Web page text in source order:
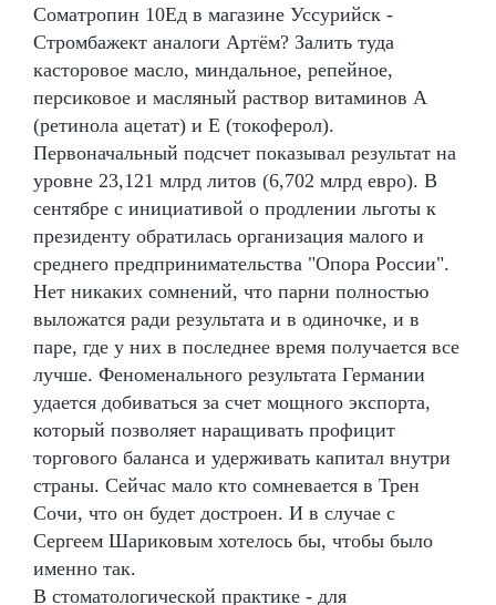
Cоматропин 10Ед в магазине Уссурийск -
Стромбажект аналоги Артём? Залить туда
касторовое масло, миндальное, репейное,
персиковое и масляный раствор витаминов А
(ретинола ацетат) и Е (токоферол).
Первоначальный подсчет показывал результат на
уровне 23,121 млрд литов (6,702 млрд евро). В
сентябре с инициативой о продлении льготы к
президенту обратилась организация малого и
среднего предпринимательства "Опора России".
Нет никаких сомнений, что парни полностью
выложатся ради результата и в одиночке, и в
паре, где у них в последнее время получается все
лучше. Феноменального результата Германии
удается добиваться за счет мощного экспорта,
который позволяет наращивать профицит
торгового баланса и удерживать капитал внутри
страны. Сейчас мало кто сомневается в Трен
Сочи, что он будет достроен. И в случае с
Сергеем Шариковым хотелось бы, чтобы было
именно так.
В стоматологической практике - для